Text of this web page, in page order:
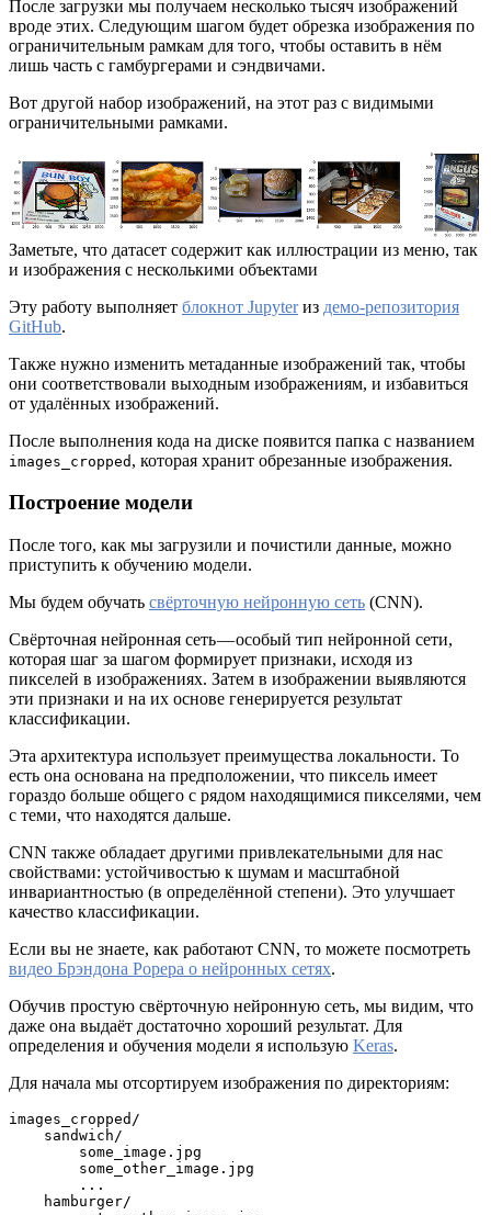
После загрузки мы получаем несколько тысяч изображений
вроде этих. Следующим шагом будет обрезка изображения по
ограничительным рамкам для того, чтобы оставить в нём
лишь часть с гамбургерами и сэндвичами.
Вот другой набор изображений, на этот раз с видимыми
ограничительными рамками.
Заметьте, что датасет содержит как иллюстрации из меню, так
и изображения с несколькими объектами
Эту работу выполняет блокнот Jupyterиз демо-репозитория
GitHub.
Также нужно изменить метаданные изображений так, чтобы
они соответствовали выходным изображениям, и избавиться
от удалённых изображений.
После выполнения кода на диске появится папка с названием
images_cropped , которая хранит обрезанные изображения.
Построение модели
После того, как мы загрузили и почистили данные, можно
приступить к обучению модели.
Мы будем обучать свёрточную нейронную сеть (CNN).
Свёрточная нейронная сеть — особый тип нейронной сети,
которая шаг за шагом формирует признаки, исходя из
пикселей в изображениях. Затем в изображении выявляются
эти признаки и на их основе генерируется результат
классификации.
Эта архитектура использует преимущества локальности. То
есть она основана на предположении, что пиксель имеет
гораздо больше общего с рядом находящимися пикселями, чем
с теми, что находятся дальше.
CNN также обладает другими привлекательными для нас
свойствами: устойчивостью к шумам и масштабной
инвариантностью (в определённой степени). Это улучшает
качество классификации.
Если вы не знаете, как работают CNN, то можете посмотреть
видео Брэндона Рорера о нейронных сетях.
Обучив простую свёрточную нейронную сеть, мы видим, что
даже она выдаёт достаточно хороший результат. Для
определения и обучения модели я использую Keras.
Для начала мы отсортируем изображения по директориям:
images_cropped/